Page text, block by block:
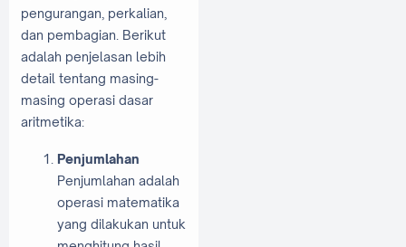
pengurangan, perkalian,
dan pembagian. Berikut
adalah penjelasan lebih
detail tentang masing-
masing operasi dasar
aritmetika:
Penjumlahan
Penjumlahan adalah
operasi matematika
yang dilakukan untuk